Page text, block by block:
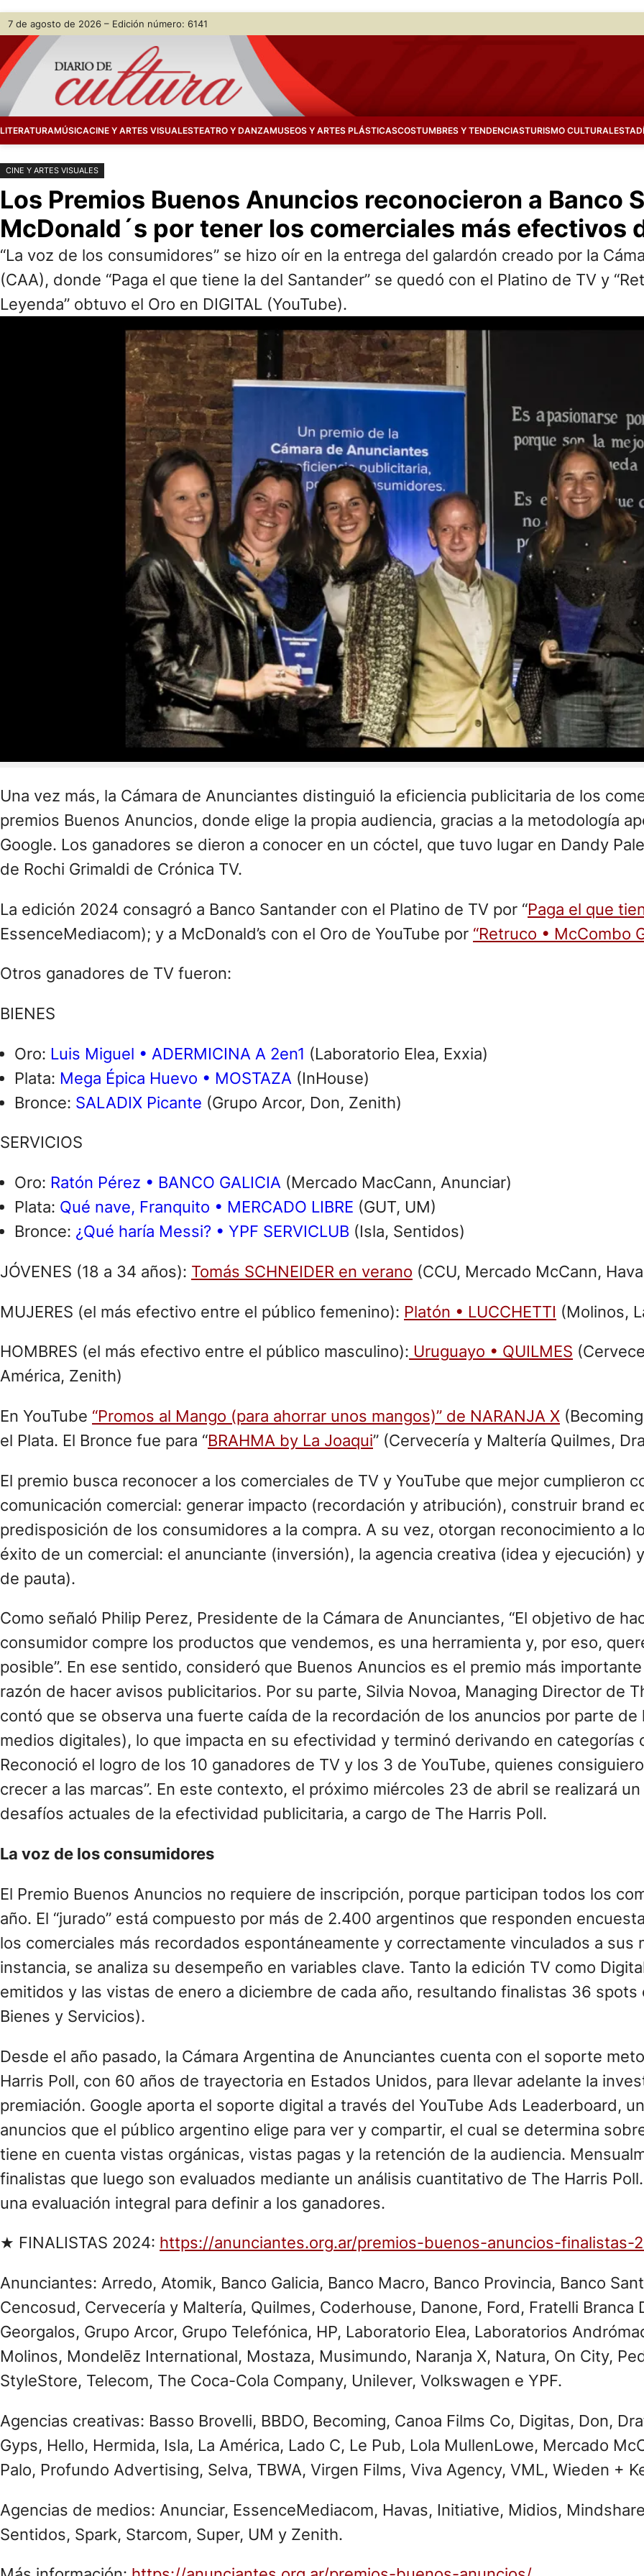
Saltar
contenido
Skip
content
7 de agosto de 2026 – Edición número: 6141
LITERATURAMÚSICACINE Y ARTES VISUALESTEATRO Y DANZAMUSEOS Y ARTES PLÁSTICASCOSTUMBRES Y TENDENCIASTURISMO CULTURAL
CINE Y ARTES VISUALES
Los Premios Buenos Anuncios reconocieron a Banco
McDonald´s por tener los comerciales más efectivos
“La voz de los consumidores” se hizo oír en la entrega del galardón creado por la
(CAA), donde “Paga el que tiene la del Santander” se quedó con el Platino de TV y
Leyenda” obtuvo el Oro en DIGITAL (YouTube).
Una vez más, la Cámara de Anunciantes distinguió la eficiencia publicitaria de los
premios Buenos Anuncios, donde elige la propia audiencia, gracias a la metodología
Google. Los ganadores se dieron a conocer en un cóctel, que tuvo lugar en Dandy
de Rochi Grimaldi de Crónica TV.
La edición 2024 consagró a Banco Santander con el Platino de TV por “Paga el que
EssenceMediacom); y a McDonald’s con el Oro de YouTube por “Retruco • McCombo
Otros ganadores de TV fueron:
BIENES
Oro: Luis Miguel • ADERMICINA A 2en1 (Laboratorio Elea, Exxia)
Plata: Mega Épica Huevo • MOSTAZA (InHouse)
Bronce: SALADIX Picante (Grupo Arcor, Don, Zenith)
SERVICIOS
Oro: Ratón Pérez • BANCO GALICIA (Mercado MacCann, Anunciar)
Plata: Qué nave, Franquito • MERCADO LIBRE (GUT, UM)
Bronce: ¿Qué haría Messi? • YPF SERVICLUB (Isla, Sentidos)
JÓVENES (18 a 34 años): Tomás SCHNEIDER en verano (CCU, Mercado McCann,
MUJERES (el más efectivo entre el público femenino): Platón • LUCCHETTI (Molinos,
HOMBRES (el más efectivo entre el público masculino): Uruguayo • QUILMES
América, Zenith)
En YouTube “Promos al Mango (para ahorrar unos mangos)” de NARANJA X
el Plata. El Bronce fue para “BRAHMA by La Joaqui” (Cervecería y Maltería Quilmes,
El premio busca reconocer a los comerciales de TV y YouTube que mejor cumplieron
comunicación comercial: generar impacto (recordación y atribución), construir brand
predisposición de los consumidores a la compra. A su vez, otorgan reconocimiento a
éxito de un comercial: el anunciante (inversión), la agencia creativa (idea y ejecución)
de pauta).
Como señaló Philip Perez, Presidente de la Cámara de Anunciantes, “El objetivo de
consumidor compre los productos que vendemos, es una herramienta y, por eso,
posible”. En ese sentido, consideró que Buenos Anuncios es el premio más
razón de hacer avisos publicitarios. Por su parte, Silvia Novoa, Managing Director de
contó que se observa una fuerte caída de la recordación de los anuncios por parte
medios digitales), lo que impacta en su efectividad y terminó derivando en categorías
Reconoció el logro de los 10 ganadores de TV y los 3 de YouTube, quienes
crecer a las marcas”. En este contexto, el próximo miércoles 23 de abril se realizará
desafíos actuales de la efectividad publicitaria, a cargo de The Harris Poll.
La voz de los consumidores
El Premio Buenos Anuncios no requiere de inscripción, porque participan todos los
año. El “jurado” está compuesto por más de 2.400 argentinos que responden
los comerciales más recordados espontáneamente y correctamente vinculados a sus
instancia, se analiza su desempeño en variables clave. Tanto la edición TV como
emitidos y las vistas de enero a diciembre de cada año, resultando finalistas 36
Bienes y Servicios).
Desde el año pasado, la Cámara Argentina de Anunciantes cuenta con el soporte
Harris Poll, con 60 años de trayectoria en Estados Unidos, para llevar adelante la
premiación. Google aporta el soporte digital a través del YouTube Ads Leaderboard,
anuncios que el público argentino elige para ver y compartir, el cual se determina
tiene en cuenta vistas orgánicas, vistas pagas y la retención de la audiencia.
finalistas que luego son evaluados mediante un análisis cuantitativo de The Harris
una evaluación integral para definir a los ganadores.
★ FINALISTAS 2024: https://anunciantes.org.ar/premios-buenos-anuncios-finalistas-
Anunciantes: Arredo, Atomik, Banco Galicia, Banco Macro, Banco Provincia, Banco
Cencosud, Cervecería y Maltería, Quilmes, Coderhouse, Danone, Ford, Fratelli Branca
Georgalos, Grupo Arcor, Grupo Telefónica, HP, Laboratorio Elea, Laboratorios
Molinos, Mondelēz International, Mostaza, Musimundo, Naranja X, Natura, On City,
StyleStore, Telecom, The Coca-Cola Company, Unilever, Volkswagen e YPF.
Agencias creativas: Basso Brovelli, BBDO, Becoming, Canoa Films Co, Digitas, Don,
Gyps, Hello, Hermida, Isla, La América, Lado C, Le Pub, Lola MullenLowe, Mercado
Palo, Profundo Advertising, Selva, TBWA, Virgen Films, Viva Agency, VML, Wieden +
Agencias de medios: Anunciar, EssenceMediacom, Havas, Initiative, Midios,
Sentidos, Spark, Starcom, Super, UM y Zenith.